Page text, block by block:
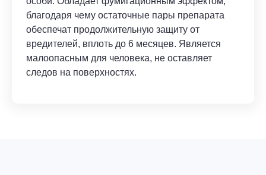
благодаря чему остаточные пары препарата
обеспечат продолжительную защиту от
вредителей, вплоть до 6 месяцев. Является
малоопасным для человека, не оставляет
следов на поверхностях.